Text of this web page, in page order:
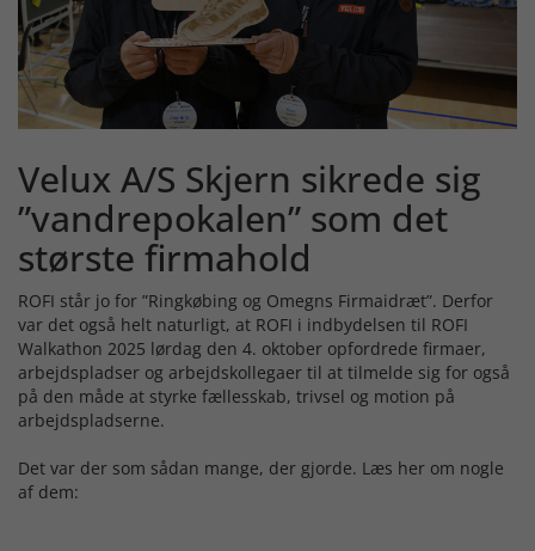
Velux A/S Skjern sikrede sig
”vandrepokalen” som det
største firmahold
ROFI står jo for ”Ringkøbing og Omegns Firmaidræt”. Derfor
var det også helt naturligt, at ROFI i indbydelsen til ROFI
Walkathon 2025 lørdag den 4. oktober opfordrede firmaer,
arbejdspladser og arbejdskollegaer til at tilmelde sig for også
på den måde at styrke fællesskab, trivsel og motion på
arbejdspladserne.
Det var der som sådan mange, der gjorde. Læs her om nogle
af dem: